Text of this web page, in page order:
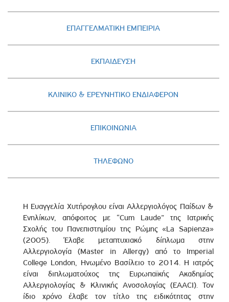
ΕΠΑΓΓΕΛΜΑΤΙΚΗ ΕΜΠΕΙΡΙΑ
ΕΚΠΑΙΔΕΥΣΗ
ΚΛΙΝΙΚΟ & ΕΡΕΥΝΗΤΙΚΟ ΕΝΔΙΑΦΕΡΟΝ
ΕΠΙΚΟΙΝΩΝΙΑ
ΤΗΛΕΦΩΝΟ
H Ευαγγελία Χυτήρογλου είναι Αλλεργιολόγος Παίδων &
Ενηλίκων, απόφοιτος με “Cum Laude” της Ιατρικής
Σχολής του Πανεπιστημίου της Ρώμης «La Sapienza»
(2005). Έλαβε μεταπτυχιακό δίπλωμα στην
Αλλεργιολογία (Master in Allergy) από το Imperial
College London, Ηνωμένο Βασίλειο το 2014. Η ιατρός
είναι διπλωματούχος της Ευρωπαϊκής Ακαδημίας
Αλλεργιολογίας & Κλινικής Ανοσολογίας (EAACI). Τον
ίδιο χρόνο έλαβε τον τίτλο της ειδικότητας στην